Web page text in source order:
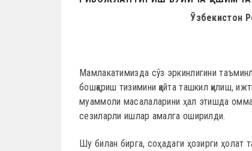
Ўзбекистон
Мамлакатимизда сўз эркинлигини
бошқариш тизимини қайта ташкил қилиш,
муаммоли масалаларини ҳал этишда
сезиларли ишлар амалга оширилди.
Шу билан бирга, соҳадаги ҳозирги ҳолат